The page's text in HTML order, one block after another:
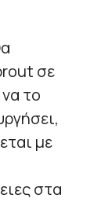
σε
το
με
στα